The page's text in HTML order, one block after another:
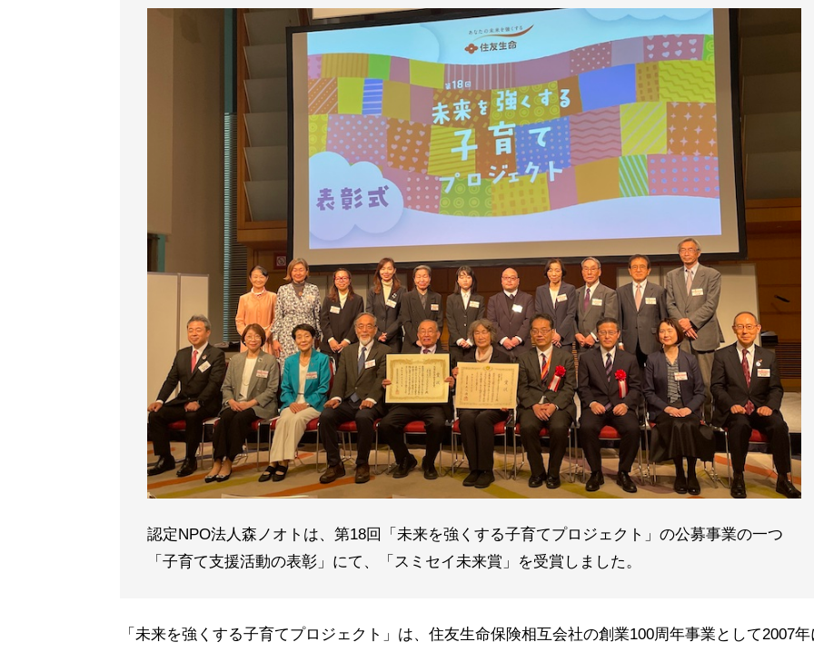
認定NPO法人森ノオトは、第18回「未来を強くする子育てプロジェクト」の公募事業の一つ
「子育て支援活動の表彰」にて、「スミセイ未来賞」を受賞しました。
「未来を強くする子育てプロジェクト」は、住友生命保険相互会社の創業100周年事業として2007年